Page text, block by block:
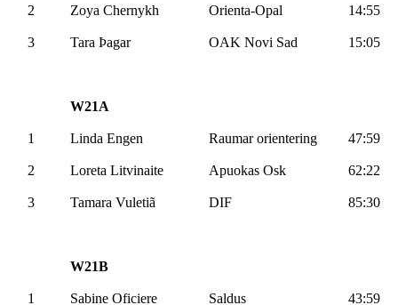
2 Zoya Chernykh Orienta-Opal 14:55
3 TaraÞagar OAKNovi Sad 15:05
W21A
1 Linda Engen Raumarorientering 47:59
2 Loreta Litvinaite Apuokas Osk 62:22
3 TamaraVuletiã DIF 85:30
W21B
1 SabineOficiere Saldus 43:59